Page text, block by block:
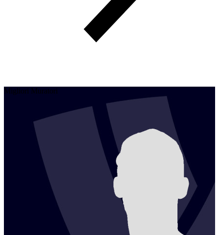
Migliori Muratori